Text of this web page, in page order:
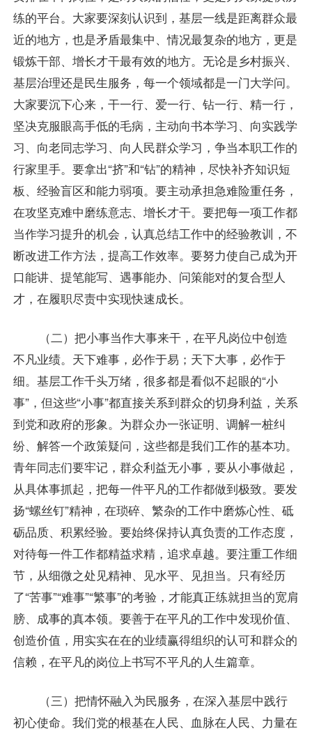
练的平台。大家要深刻认识到，基层一线是距离群众最
近的地方，也是矛盾最集中、情况最复杂的地方，更是
锻炼干部、增长才干最有效的地方。无论是乡村振兴、
基层治理还是民生服务，每一个领域都是一门大学问。
大家要沉下心来，干一行、爱一行、钻一行、精一行，
坚决克服眼高手低的毛病，主动向书本学习、向实践学
习、向老同志学习、向人民群众学习，争当本职工作的
行家里手。要拿出“挤”和“钻”的精神，尽快补齐知识短
板、经验盲区和能力弱项。要主动承担急难险重任务，
在攻坚克难中磨练意志、增长才干。要把每一项工作都
当作学习提升的机会，认真总结工作中的经验教训，不
断改进工作方法，提高工作效率。要努力使自己成为开
口能讲、提笔能写、遇事能办、问策能对的复合型人
才，在履职尽责中实现快速成长。
（二）把小事当作大事来干，在平凡岗位中创造
不凡业绩。天下难事，必作于易；天下大事，必作于
细。基层工作千头万绪，很多都是看似不起眼的“小
事”，但这些“小事”都直接关系到群众的切身利益，关系
到党和政府的形象。为群众办一张证明、调解一桩纠
纷、解答一个政策疑问，这些都是我们工作的基本功。
青年同志们要牢记，群众利益无小事，要从小事做起，
从具体事抓起，把每一件平凡的工作都做到极致。要发
扬“螺丝钉”精神，在琐碎、繁杂的工作中磨炼心性、砥
砺品质、积累经验。要始终保持认真负责的工作态度，
对待每一件工作都精益求精，追求卓越。要注重工作细
节，从细微之处见精神、见水平、见担当。只有经历
了“苦事”“难事”“繁事”的考验，才能真正练就担当的宽肩
膀、成事的真本领。要善于在平凡的工作中发现价值、
创造价值，用实实在在的业绩赢得组织的认可和群众的
信赖，在平凡的岗位上书写不平凡的人生篇章。
（三）把情怀融入为民服务，在深入基层中践行
初心使命。我们党的根基在人民、血脉在人民、力量在